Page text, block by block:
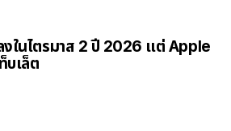
ในไตรมาส 2 ปี 2026 แต่ Apple
บเล็ต